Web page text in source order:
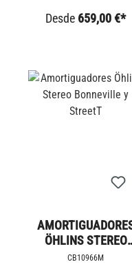
Desde 659,00 €*
ÖHLINS STEREO
BONNEVILLE Y
CB10966M